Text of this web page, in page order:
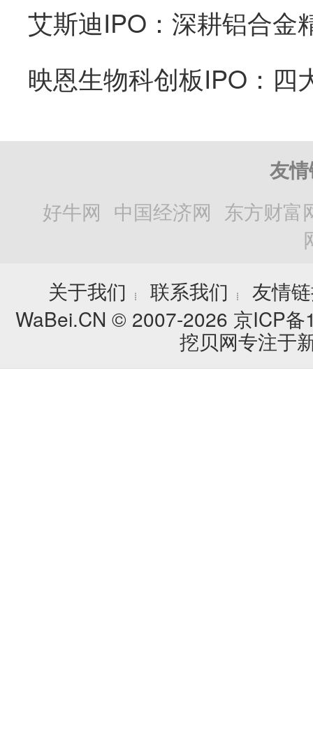
艾斯迪IPO：深耕铝合金
友
好牛网 中国经济网 东方财富
关于我们
┊ 联系我们 ┊
友情
WaBei.CN © 2007-2026 京ICP
挖贝网专注于